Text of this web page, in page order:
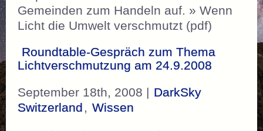
Gemeinden zum Handeln auf. » Wenn
Licht die Umwelt verschmutzt (pdf)
Roundtable-Gespräch zum Thema
Lichtverschmutzung am 24.9.2008
September 18th, 2008 | DarkSky
Switzerland , Wissen